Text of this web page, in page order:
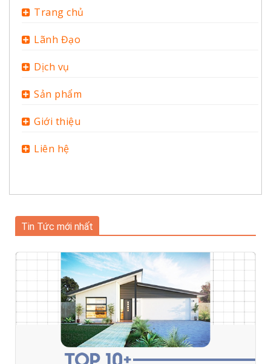
Trang chủ
Lãnh Đạo
Dịch vụ
Sản phẩm
Giới thiệu
Liên hệ
Tin Tức mới nhất